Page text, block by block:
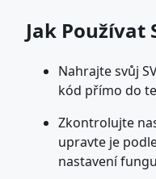
Jak Používat
Nahrajte svůj
kód přímo do
Zkontrolujte
upravte je
nastavení